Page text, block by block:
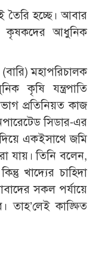
তৈরি হচ্ছে। আবার
কৃষকদের আধুনিক
মহাপরিচালক
কৃষি যন্ত্রপাতি
প্রতিনিয়ত কাজ
সিডার-এর
একইসাথে জমি
যায়। তিনি বলেন,
খাদ্যের চাহিদা
সকল পর্যায়ে
তাহ’লেই কাঙ্ক্ষিত